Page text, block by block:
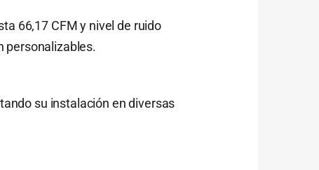
66,17 CFM y nivel de ruido
personalizables.
su instalación en diversas